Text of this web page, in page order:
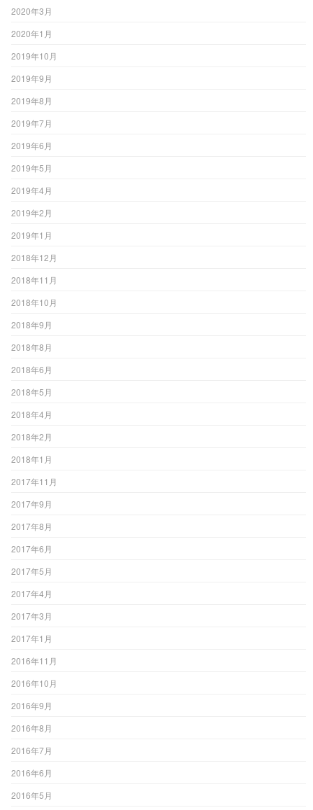
2020年3月
2020年1月
2019年10月
2019年9月
2019年8月
2019年7月
2019年6月
2019年5月
2019年4月
2019年2月
2019年1月
2018年12月
2018年11月
2018年10月
2018年9月
2018年8月
2018年6月
2018年5月
2018年4月
2018年2月
2018年1月
2017年11月
2017年9月
2017年8月
2017年6月
2017年5月
2017年4月
2017年3月
2017年1月
2016年11月
2016年10月
2016年9月
2016年8月
2016年7月
2016年6月
2016年5月